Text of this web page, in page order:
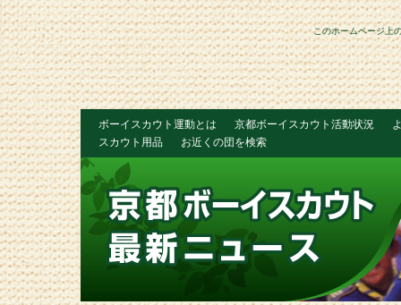
このホームページ上
ボーイスカウト運動とは 京都ボーイスカウト活動状況
スカウト用品
お近くの団を検索